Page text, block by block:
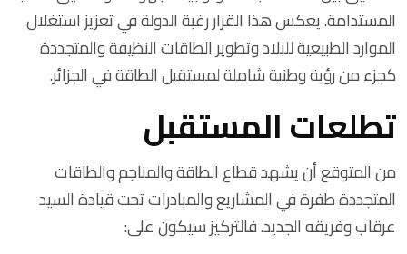
المستدامة. يعكس هذا القرار رغبة الدولة في تعزيز استغلال
الموارد الطبيعية للبلاد وتطوير الطاقات النظيفة والمتجددة
كجزء من رؤية وطنية شاملة لمستقبل الطاقة في الجزائر.
تطلعات المستقبل
من المتوقع أن يشهد قطاع الطاقة والمناجم والطاقات
المتجددة طفرة في المشاريع والمبادرات تحت قيادة السيد
عرقاب وفريقه الجديد. فالتركيز سيكون على: